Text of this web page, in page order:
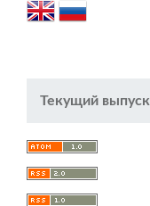
Текущий выпуск